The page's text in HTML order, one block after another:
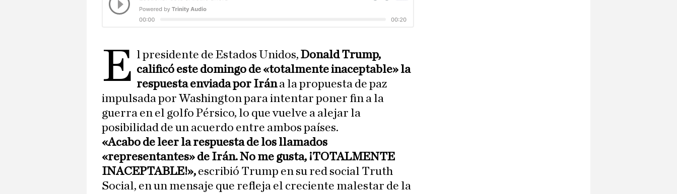
E l presidente de Estados Unidos,Donald Trump,
calificó este domingo de «totalmente inaceptable» la
respuesta enviada por Irána la propuesta de paz
impulsada por Washington para intentar poner fin a la
guerra en el golfo Pérsico, lo que vuelve a alejar la
posibilidad de un acuerdo entre ambos países.
«Acabo de leer la respuesta de los llamados
«representantes» de Irán. No me gusta, ¡TOTALMENTE
INACEPTABLE!», escribió Trump en su red social Truth
Social, en un mensaje que refleja el creciente malestar de la